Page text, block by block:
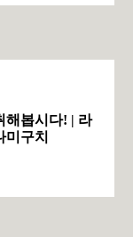
해봅시다! | 라
미구치